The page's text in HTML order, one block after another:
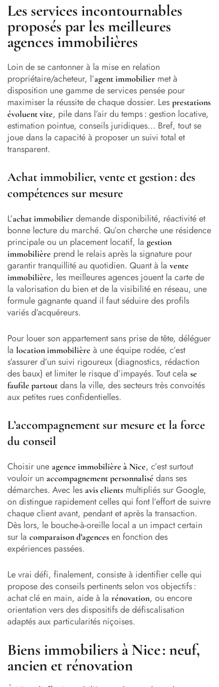
Les services incontournables
proposés par les meilleures
agences immobilières
Loin de se cantonner à la mise en relation
propriétaire/acheteur, l’agent immobilier met à
disposition une gamme de services pensée pour
maximiser la réussite de chaque dossier. Les prestations
évoluent vite, pile dans l’air du temps : gestion locative,
estimation pointue, conseils juridiques… Bref, tout se
joue dans la capacité à proposer un suivi total et
transparent.
Achat immobilier, vente et gestion : des
compétences sur mesure
L’achat immobilier demande disponibilité, réactivité et
bonne lecture du marché. Qu’on cherche une résidence
principale ou un placement locatif, la gestion
immobilière prend le relais après la signature pour
garantir tranquillité au quotidien. Quant à la vente
immobilière, les meilleures agences jouent la carte de
la valorisation du bien et de la visibilité en réseau, une
formule gagnante quand il faut séduire des profils
variés d’acquéreurs.
Pour louer son appartement sans prise de tête, déléguer
la location immobilière à une équipe rodée, c’est
s’assurer d’un suivi rigoureux (diagnostics, rédaction
des baux) et limiter le risque d’impayés. Tout cela se
faufile partout dans la ville, des secteurs très convoités
aux petites rues confidentielles.
L’accompagnement sur mesure et la force
du conseil
Choisir une agence immobilière à Nice, c’est surtout
vouloir un accompagnement personnalisé dans ses
démarches. Avec les avis clients multipliés sur Google,
on distingue rapidement celles qui font l’effort de suivre
chaque client avant, pendant et après la transaction.
Dès lors, le bouche-à-oreille local a un impact certain
sur la comparaison d’agences en fonction des
expériences passées.
Le vrai défi, finalement, consiste à identifier celle qui
propose des conseils pertinents selon vos objectifs :
achat clé en main, aide à la rénovation, ou encore
orientation vers des dispositifs de défiscalisation
adaptés aux particularités niçoises.
Biens immobiliers à Nice : neuf,
ancien et rénovation